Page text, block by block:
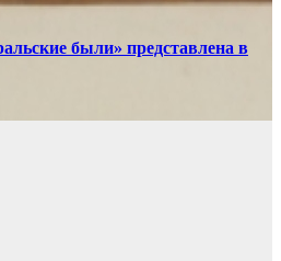
были» представлена в